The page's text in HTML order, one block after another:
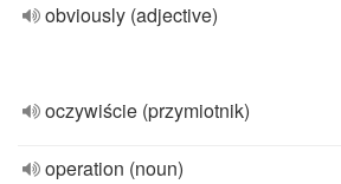
obviously (adjective)
oczywiście (przymiotnik)
operation (noun)